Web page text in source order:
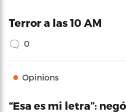
Terror a las 10 AM
0
Opinions
“Esa es mi letra”: